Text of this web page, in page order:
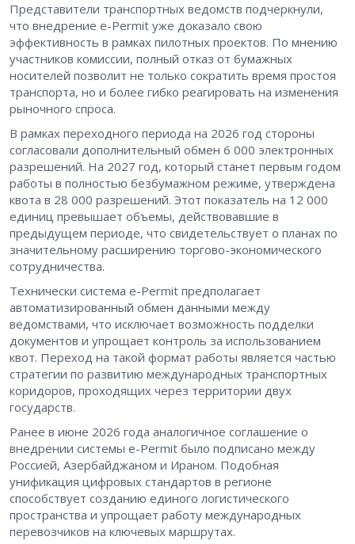
Представители транспортных ведомств подчеркнули,
что внедрение e-Permit уже доказало свою
эффективность в рамках пилотных проектов. По мнению
участников комиссии, полный отказ от бумажных
носителей позволит не только сократить время простоя
транспорта, но и более гибко реагировать на изменения
рыночного спроса.
В рамках переходного периода на 2026 год стороны
согласовали дополнительный обмен 6 000 электронных
разрешений. На 2027 год, который станет первым годом
работы в полностью безбумажном режиме, утверждена
квота в 28 000 разрешений. Этот показатель на 12 000
единиц превышает объемы, действовавшие в
предыдущем периоде, что свидетельствует о планах по
значительному расширению торгово-экономического
сотрудничества.
Технически система e-Permit предполагает
автоматизированный обмен данными между
ведомствами, что исключает возможность подделки
документов и упрощает контроль за использованием
квот. Переход на такой формат работы является частью
стратегии по развитию международных транспортных
коридоров, проходящих через территории двух
государств.
Ранее в июне 2026 года аналогичное соглашение о
внедрении системы e-Permit было подписано между
Россией, Азербайджаном и Ираном. Подобная
унификация цифровых стандартов в регионе
способствует созданию единого логистического
пространства и упрощает работу международных
перевозчиков на ключевых маршрутах.